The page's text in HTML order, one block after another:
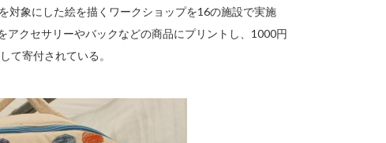
対象にした絵を描くワークショップを16の施設で実施
クセサリーやバックなどの商品にプリントし、1000円
て寄付されている。